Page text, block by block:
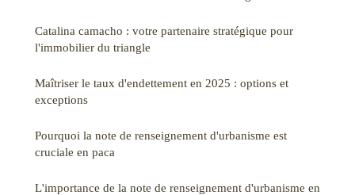
Catalina camacho : votre partenaire stratégique pour
l'immobilier du triangle
Maîtriser le taux d'endettement en 2025 : options et
exceptions
Pourquoi la note de renseignement d'urbanisme est
cruciale en paca
L'importance de la note de renseignement d'urbanisme en